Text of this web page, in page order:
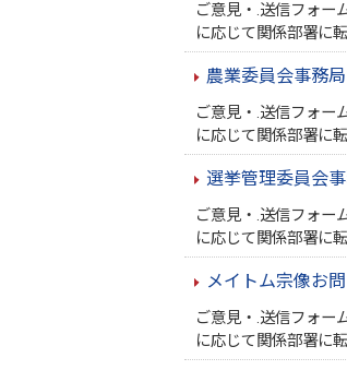
ご意見・.送信フォー
に応じて関係部署に
農業委員会事務
ご意見・.送信フォー
に応じて関係部署に
選挙管理委員会
ご意見・.送信フォー
に応じて関係部署に
メイトム宗像お
ご意見・.送信フォー
に応じて関係部署に